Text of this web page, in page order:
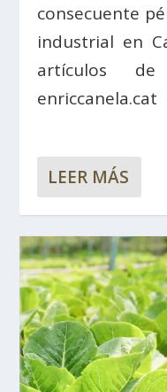
consecuente
industrial en
artículos
enriccanela.cat
LEER MÁS